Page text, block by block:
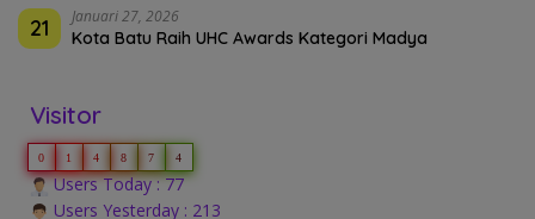
21 Januari 27, 2026
Kota Batu Raih UHC Awards Kategori Madya
Visitor
0 1 4 8 7 4
Users Today : 77
Users Yesterday : 213